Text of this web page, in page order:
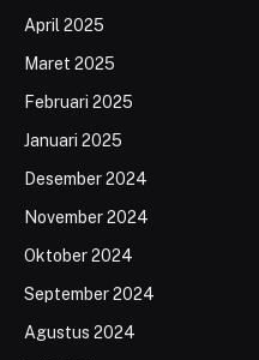
April 2025
Maret 2025
Februari 2025
Januari 2025
Desember 2024
November 2024
Oktober 2024
September 2024
Agustus 2024